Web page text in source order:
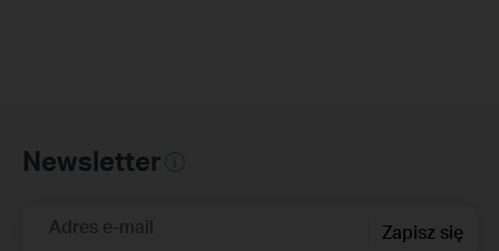
Newsletter
Adres e-mail Zapisz się